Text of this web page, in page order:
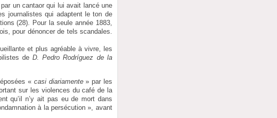
un cantaor qui lui avait lancé une
journalistes qui adaptent le ton de
(28). Pour la seule année 1883,
pour dénoncer de tels scandales.
et plus agréable à vivre, les
deD. Pedro Rodríguez de la
« casi diariamente» par les
sur les violences du café de la
qu’il n’y ait pas eu de mort dans
à la persécution », avant